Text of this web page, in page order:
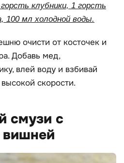
клубники, 1 горсть
100 мл холодной воды.
очисти от косточек и
Добавь мед,
влей воду и взбивай
скорости.
смузи с
вишней